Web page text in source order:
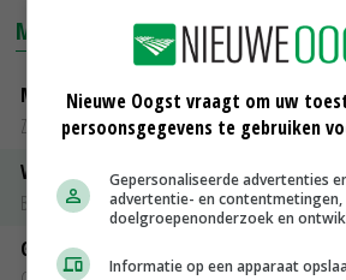
MARKTPRIJZEN
Magere melkpoeder
Zuivel NL
Vleeskuikens 2001-2600 gr
Barneveld
Gerst
Nieuwe Oogst vraagt om uw
persoonsgegevens te gebruiken
Gepersonaliseerde advertenties
advertentie- en contentmetingen,
doelgroepenonderzoek en
Informatie op een apparaat